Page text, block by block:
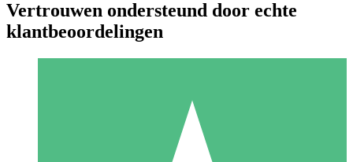
Individuele Creditpakketten
Vertrouwen ondersteund door echte
klantbeoordelingen